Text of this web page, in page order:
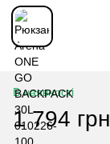
В наявності
1 794 грн